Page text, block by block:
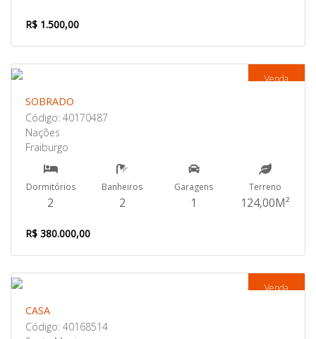
R$ 1.500,00
Venda
SOBRADO
Código: 40170487
Nações
Fraiburgo
Dormitórios
2
Banheiros
2
Garagens
1
Terreno
124,00M²
R$ 380.000,00
Venda
CASA
Código: 40168514